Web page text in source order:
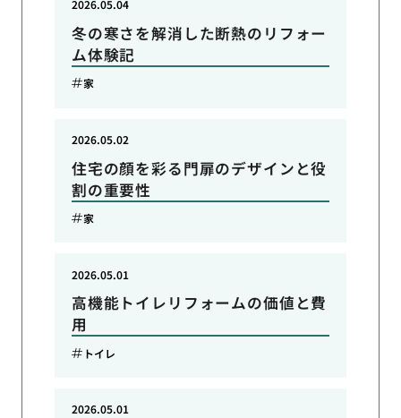
冬の寒さを解消した断熱のリフォー
ム体験記
2026.05.04
家
住宅の顔を彩る門扉のデザインと役
割の重要性
2026.05.02
家
高機能トイレリフォームの価値と費
用
2026.05.01
トイレ
2026.05.01